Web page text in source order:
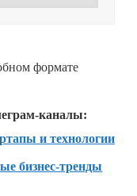
формате
каналы:
и технологии
бизнес-тренды